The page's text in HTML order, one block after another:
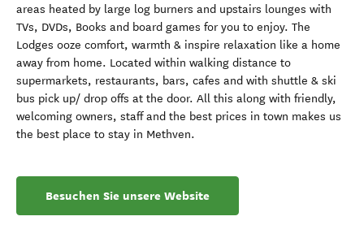
areas heated by large log burners and upstairs lounges with
TVs, DVDs, Books and board games for you to enjoy. The
Lodges ooze comfort, warmth & inspire relaxation like a home
away from home. Located within walking distance to
supermarkets, restaurants, bars, cafes and with shuttle & ski
bus pick up/ drop offs at the door. All this along with friendly,
welcoming owners, staff and the best prices in town makes us
the best place to stay in Methven.
Besuchen Sie unsere Website